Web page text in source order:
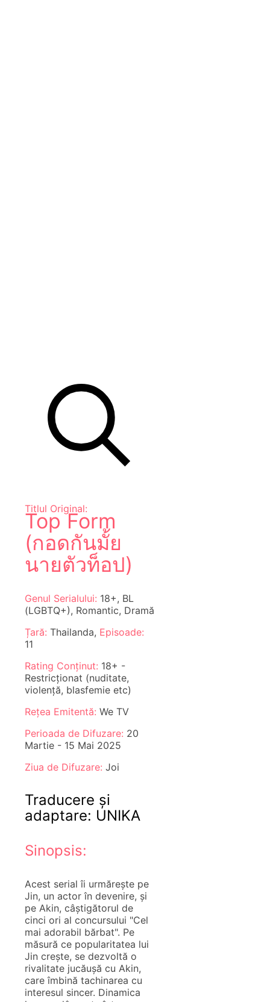
Titlul Original:
Top Form
(กอดกันมั้ย
นายตัวท็อป)
Genul Serialului: 18+, BL
(LGBTQ+), Romantic, Dramă
Țară: Thailanda, Episoade:
11
Rating Conținut: 18+ -
Restricționat (nuditate,
violență, blasfemie etc)
Rețea Emitentă: We TV
Perioada de Difuzare: 20
Martie - 15 Mai 2025
Ziua de Difuzare: Joi
Traducere și
adaptare: UNIKA
Sinopsis:
Acest serial îi urmărește pe
Jin, un actor în devenire, și
pe Akin, câștigătorul de
cinci ori al concursului "Cel
mai adorabil bărbat". Pe
măsură ce popularitatea lui
Jin crește, se dezvoltă o
rivalitate jucăușă cu Akin,
care îmbină tachinarea cu
interesul sincer. Dinamica